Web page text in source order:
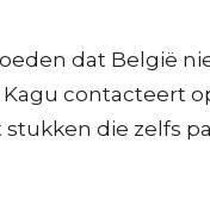
dat België
Kagu contacteert
die zelfs